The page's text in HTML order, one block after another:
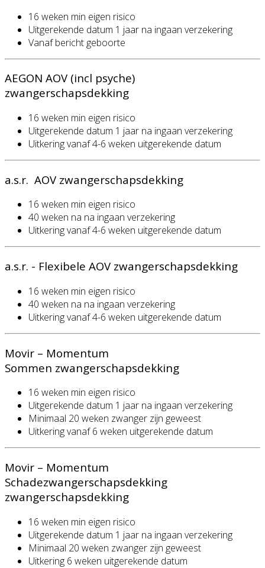
16 weken min eigen risico
Uitgerekende datum 1 jaar na ingaan verzekering
Vanaf bericht geboorte
AEGON AOV (incl psyche)
zwangerschapsdekking
16 weken min eigen risico
Uitgerekende datum 1 jaar na ingaan verzekering
Uitkering vanaf 4-6 weken uitgerekende datum
a.s.r. AOV zwangerschapsdekking
16 weken min eigen risico
40 weken na na ingaan verzekering
Uitkering vanaf 4-6 weken uitgerekende datum
a.s.r. - Flexibele AOV zwangerschapsdekking
16 weken min eigen risico
40 weken na na ingaan verzekering
Uitkering vanaf 4-6 weken uitgerekende datum
Movir – Momentum
Sommen zwangerschapsdekking
16 weken min eigen risico
Uitgerekende datum 1 jaar na ingaan verzekering
Minimaal 20 weken zwanger zijn geweest
Uitkering vanaf 6 weken uitgerekende datum
Movir – Momentum
Schadezwangerschapsdekking
zwangerschapsdekking
16 weken min eigen risico
Uitgerekende datum 1 jaar na ingaan verzekering
Minimaal 20 weken zwanger zijn geweest
Uitkering 6 weken uitgerekende datum